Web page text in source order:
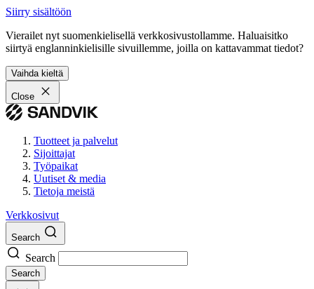
Siirry sisältöön
Vierailet nyt suomenkielisellä verkkosivustollamme. Haluaisitko
siirtyä englanninkielisille sivuillemme, joilla on kattavammat tiedot?
Vaihda kieltä
Close
Tuotteet ja palvelut
Sijoittajat
Työpaikat
Uutiset & media
Tietoja meistä
Verkkosivut
Search
Search
Search